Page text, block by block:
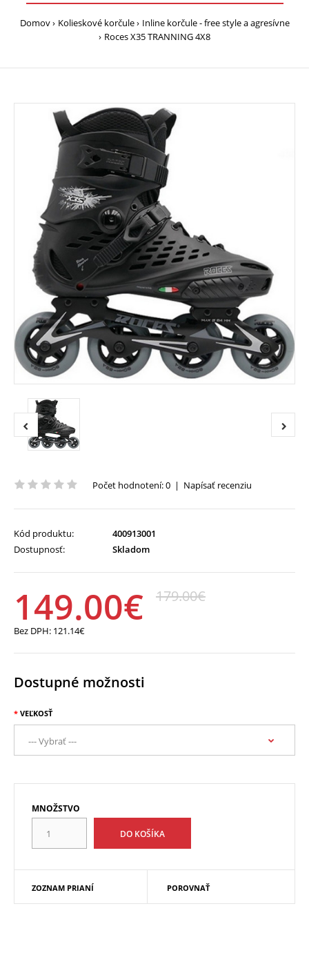
Domov Kolieskové korčule
Inline korčule - free style a agresívne
Roces X35 TRANNING 4X8
Počet hodnotení: 0 | Napísať recenziu
Kód produktu:
400913001
Dostupnosť:
Skladom
149.00€ 179.00€
Bez DPH: 121.14€
Dostupné možnosti
VEĽKOSŤ
MNOŽSTVO
ZOZNAM PRIANÍ POROVNAŤ